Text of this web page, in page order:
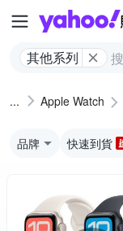
其他系列
Apple Watch
品牌 快速到貨